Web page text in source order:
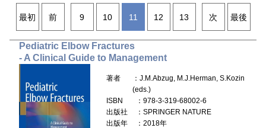
最初 前 9 10 11 12 13 次 最後
Pediatric Elbow Fractures
- A Clinical Guide to Management
著者
：J.M.Abzug, M.J.Herman, S.Kozin
(eds.)
ISBN
：978-3-319-68002-6
出版社
：SPRINGER NATURE
出版年
：2018年